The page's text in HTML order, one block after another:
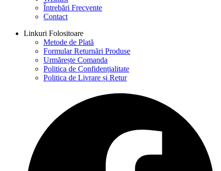
Întrebări Frecvente
Contact
Linkuri Folositoare
Metode de Plată
Formular Returnări Produse
Urmărește Comanda
Politica de Confidențialitate
Politica de Livrare și Retur